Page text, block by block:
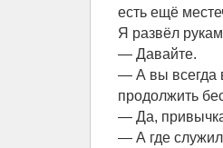
есть ещё
Я развёл
— Давайте.
— А вы всегда
продолжить
— Да,
— А где